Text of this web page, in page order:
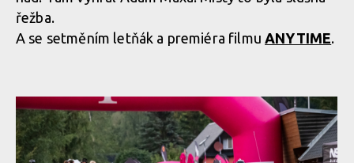
řežba.
A se setměním letňák a premiéra filmuANYTIME.